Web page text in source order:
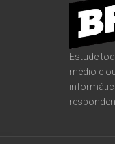
Estude
médio e